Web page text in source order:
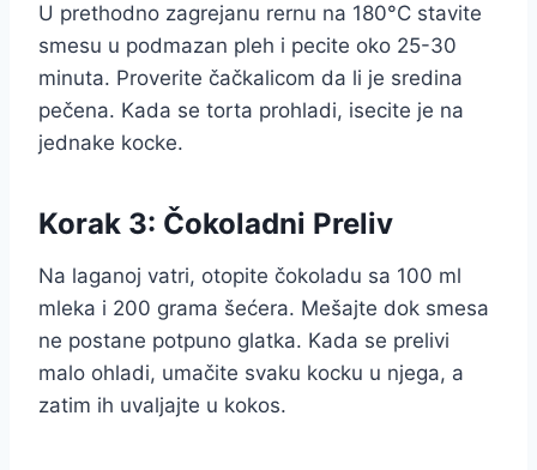
U prethodno zagrejanu rernu na 180°C stavite
smesu u podmazan pleh i pecite oko 25-30
minuta. Proverite čačkalicom da li je sredina
pečena. Kada se torta prohladi, isecite je na
jednake kocke.
Korak 3: Čokoladni Preliv
Na laganoj vatri, otopite čokoladu sa 100 ml
mleka i 200 grama šećera. Mešajte dok smesa
ne postane potpuno glatka. Kada se prelivi
malo ohladi, umačite svaku kocku u njega, a
zatim ih uvaljajte u kokos.